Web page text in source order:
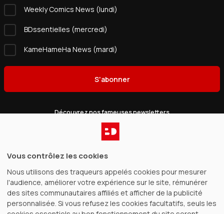
Weekly Comics News (lundi)
BDssentielles (mercredi)
KameHameHa News (mardi)
S'abonner
Découvrez nos fameuses newsletters
Catalogue
Gagnez de l’argent
Vous contrôlez les cookies
Nous utilisons des traqueurs appelés cookies pour mesurer
l'audience, améliorer votre expérience sur le site, rémunérer
des sites communautaires affiliés et afficher de la publicité
personnalisée. Si vous refusez les cookies facultatifs, seuls les